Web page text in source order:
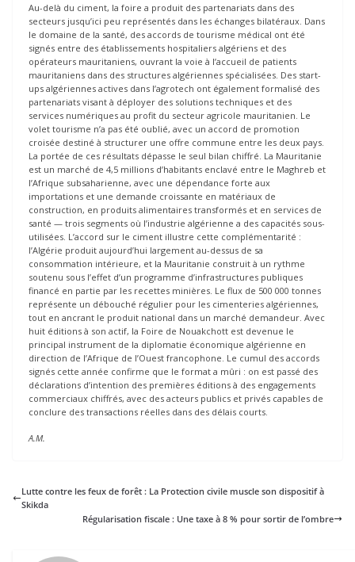
Au-delà du ciment, la foire a produit des partenariats dans des
secteurs jusqu’ici peu représentés dans les échanges bilatéraux. Dans
le domaine de la santé, des accords de tourisme médical ont été
signés entre des établissements hospitaliers algériens et des
opérateurs mauritaniens, ouvrant la voie à l’accueil de patients
mauritaniens dans des structures algériennes spécialisées. Des start-
ups algériennes actives dans l’agrotech ont également formalisé des
partenariats visant à déployer des solutions techniques et des
services numériques au profit du secteur agricole mauritanien. Le
volet tourisme n’a pas été oublié, avec un accord de promotion
croisée destiné à structurer une offre commune entre les deux pays.
La portée de ces résultats dépasse le seul bilan chiffré. La Mauritanie
est un marché de 4,5 millions d’habitants enclavé entre le Maghreb et
l’Afrique subsaharienne, avec une dépendance forte aux
importations et une demande croissante en matériaux de
construction, en produits alimentaires transformés et en services de
santé — trois segments où l’industrie algérienne a des capacités sous-
utilisées. L’accord sur le ciment illustre cette complémentarité :
l’Algérie produit aujourd’hui largement au-dessus de sa
consommation intérieure, et la Mauritanie construit à un rythme
soutenu sous l’effet d’un programme d’infrastructures publiques
financé en partie par les recettes minières. Le flux de 500 000 tonnes
représente un débouché régulier pour les cimenteries algériennes,
tout en ancrant le produit national dans un marché demandeur. Avec
huit éditions à son actif, la Foire de Nouakchott est devenue le
principal instrument de la diplomatie économique algérienne en
direction de l’Afrique de l’Ouest francophone. Le cumul des accords
signés cette année confirme que le format a mûri : on est passé des
déclarations d’intention des premières éditions à des engagements
commerciaux chiffrés, avec des acteurs publics et privés capables de
conclure des transactions réelles dans des délais courts.
A.M.
Lutte contre les feux de forêt : La Protection civile muscle son dispositif à
Skikda
Régularisation fiscale : Une taxe à 8 % pour sortir de l’ombre